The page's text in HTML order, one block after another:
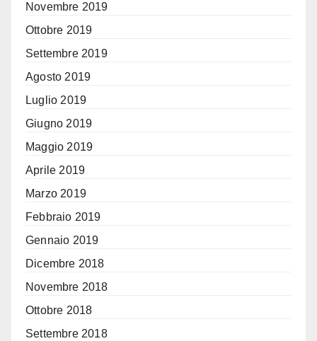
Novembre 2019
Ottobre 2019
Settembre 2019
Agosto 2019
Luglio 2019
Giugno 2019
Maggio 2019
Aprile 2019
Marzo 2019
Febbraio 2019
Gennaio 2019
Dicembre 2018
Novembre 2018
Ottobre 2018
Settembre 2018